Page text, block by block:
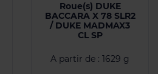
Roue(s) DUKE
BACCARA X 78 SLR2
/ DUKE MADMAX3
CL SP
A partir de : 1629 g